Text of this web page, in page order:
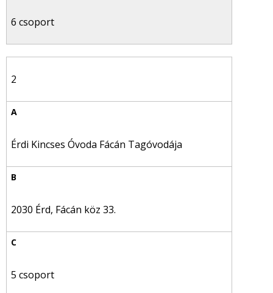
6 csoport
2
Érdi Kincses Óvoda Fácán Tagóvodája
2030 Érd, Fácán köz 33.
5 csoport